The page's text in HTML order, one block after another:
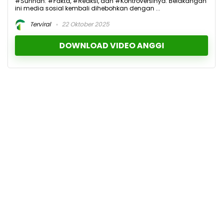
ini media sosial kembali dihebohkan dengan ...
Terviral
22 Oktober 2025
DOWNLOAD VIDEO ANGGI